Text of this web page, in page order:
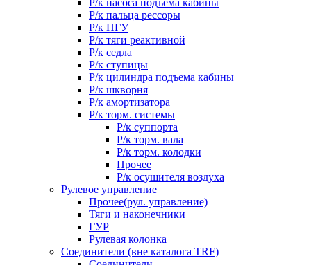
Р/к насоса подъема кабины
Р/к пальца рессоры
Р/к ПГУ
Р/к тяги реактивной
Р/к седла
Р/к ступицы
Р/к цилиндра подъема кабины
Р/к шкворня
Р/к амортизатора
Р/к торм. системы
Р/к суппорта
Р/к торм. вала
Р/к торм. колодки
Прочее
Р/к осушителя воздуха
Рулевое управление
Прочее(рул. управление)
Тяги и наконечники
ГУР
Рулевая колонка
Соединители (вне каталога TRF)